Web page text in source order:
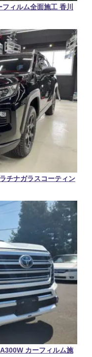
ィルム全面施工 香川
チナガラスコーティン
カーフィルム施